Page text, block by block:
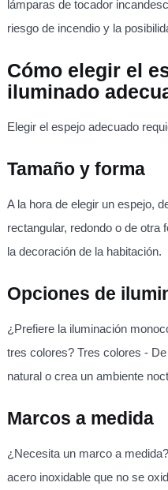
lámparas de tocador
riesgo de incendio y la
Cómo elegir el
iluminado
Elegir el espejo adecuado
Tamaño y forma
A la hora de elegir un espejo,
rectangular, redondo o de otra
la decoración de la habitación.
Opciones de
¿Prefiere la iluminación
tres colores? Tres colores -
natural o crea un ambiente
Marcos a medida
¿Necesita un marco a
acero inoxidable que no se